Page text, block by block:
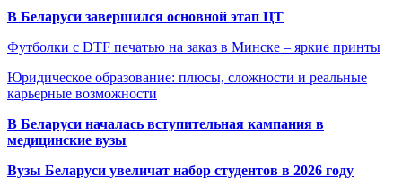
В Беларуси завершился основной этап ЦТ
Футболки с DTF печатью на заказ в Минске – яркие принты
Юридическое образование: плюсы, сложности и реальные
карьерные возможности
В Беларуси началась вступительная кампания в
медицинские вузы
Вузы Беларуси увеличат набор студентов в 2026 году